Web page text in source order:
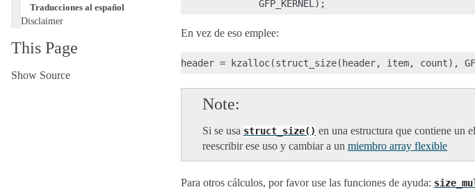
Traducciones al español
Disclaimer
This Page
Show Source
En vez de eso emplee:
Note
Si se usa struct_size() en una estructura que contiene un
reescribir ese uso y cambiar a un miembro array flexible
Para otros cálculos, por favor use las funciones de ayuda: